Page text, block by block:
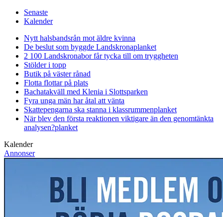
Senaste
Kalender
Nytt halsbandsrån mot äldre kvinna
De beslut som byggde Landskronaplanket
2 100 Landskronabor får tycka till om tryggheten
Stölder i topp
Butik på väster rånad
Flotta flottar på plats
Bachatakväll med Klenia i Slottsparken
Fyra unga män har åtal att vänta
Skattepengarna ska stanna i klassrummenplanket
När blev den första reaktionen viktigare än den genomtänkta
analysen?planket
Kalender
Annonser